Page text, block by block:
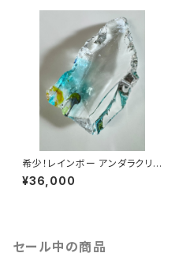
希少！レインボー アンダラクリス
タルRbw3
¥36,000
セール中の商品